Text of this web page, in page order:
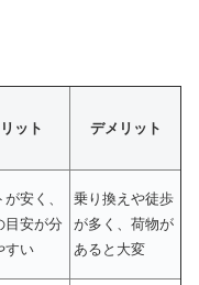
ット デメリット
が安く、
目安が分
すい
乗り換えや徒歩
が多く、荷物が
あると大変